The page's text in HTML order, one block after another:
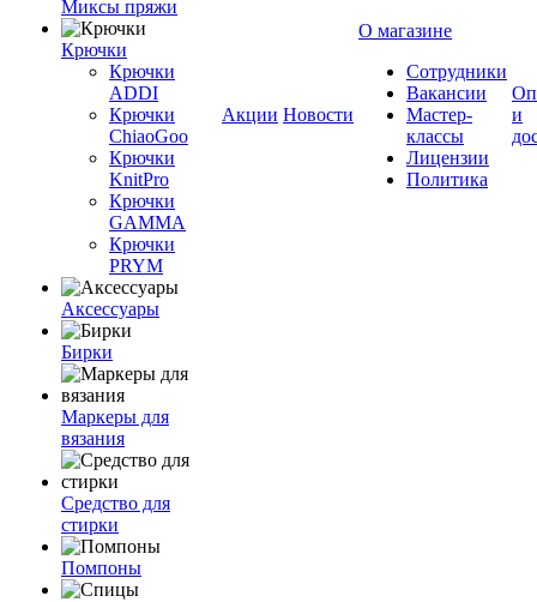
Миксы пряжи
Крючки
Крючки
ADDI
Крючки
ChiaoGoo
Крючки
KnitPro
Крючки
GAMMA
Крючки
PRYM
Аксессуары
Бирки
Маркеры для
вязания
Средство для
стирки
Помпоны
Акции Новости
О магазине
Сотрудники
Вакансии
Мастер-
классы
Лицензии
Политика
и